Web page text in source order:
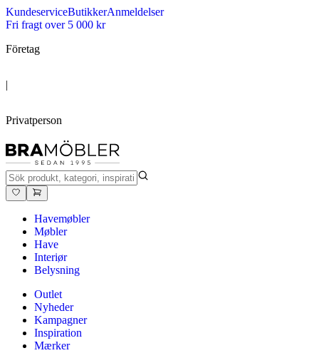
KundeserviceButikkerAnmeldelser
Fri fragt over 5 000 kr
Företag
|
Privatperson
Havemøbler
Møbler
Have
Interiør
Belysning
Outlet
Nyheder
Kampagner
Inspiration
Mærker